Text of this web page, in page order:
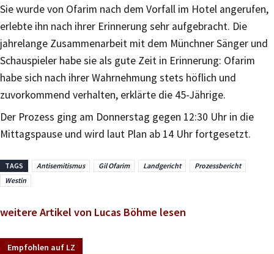
Sie wurde von Ofarim nach dem Vorfall im Hotel angerufen,
erlebte ihn nach ihrer Erinnerung sehr aufgebracht. Die
jahrelange Zusammenarbeit mit dem Münchner Sänger und
Schauspieler habe sie als gute Zeit in Erinnerung: Ofarim
habe sich nach ihrer Wahrnehmung stets höflich und
zuvorkommend verhalten, erklärte die 45-Jährige.
Der Prozess ging am Donnerstag gegen 12:30 Uhr in die
Mittagspause und wird laut Plan ab 14 Uhr fortgesetzt.
TAGS Antisemitismus Gil Ofarim Landgericht
Prozessbericht
Westin
weitere Artikel von Lucas Böhme lesen
Empfohlen auf LZ